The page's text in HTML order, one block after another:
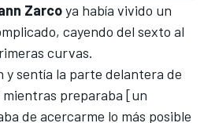
Zarcoya había vivido un
cayendo del sexto al
curvas.
y sentía la parte delantera de
mientras preparaba [un
de acercarme lo más posible